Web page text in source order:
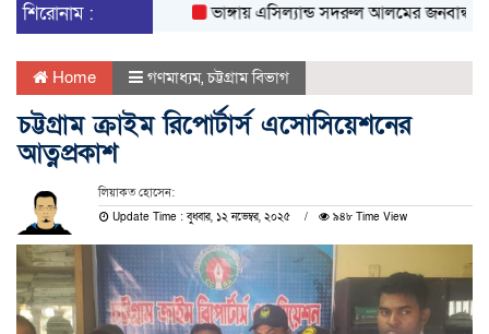
শিরোনাম :
ভাঙ্গায় এসিল্যান্ড সদরুল আলমের জনবান্ধব
Home গণমাধ্যম,চট্টগ্রাম বিভাগ
চট্টগ্রাম ক্রাইম রিপোর্টার্স এসোসিয়েশনের
আত্নপ্রকাশ
লিয়াকত হোসেন:
Update Time : বুধবার, ১২ নভেম্বর, ২০২৫ ৯৪৮ Time View